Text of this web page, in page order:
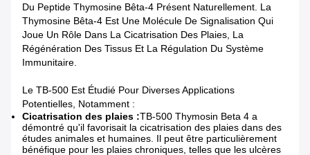
Du Peptide Thymosine Bêta-4 Présent Naturellement. La
Thymosine Bêta-4 Est Une Molécule De Signalisation Qui
Joue Un Rôle Dans La Cicatrisation Des Plaies, La
Régénération Des Tissus Et La Régulation Du Système
Immunitaire.
Le TB-500 Est Étudié Pour Diverses Applications
Potentielles, Notamment :
Cicatrisation des plaies :TB-500 Thymosin Beta 4 a
démontré qu'il favorisait la cicatrisation des plaies dans des
études animales et humaines. Il peut être particulièrement
bénéfique pour les plaies chroniques, telles que les ulcères